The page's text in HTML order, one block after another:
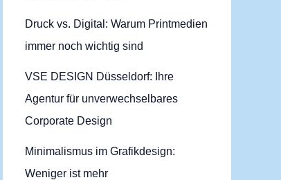
Druck vs. Digital: Warum Printmedien
immer noch wichtig sind
VSE DESIGN Düsseldorf: Ihre
Agentur für unverwechselbares
Corporate Design
Minimalismus im Grafikdesign:
Weniger ist mehr